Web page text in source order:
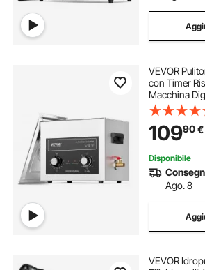
VEVOR
con Timer
Macchina
Sonica,
per
Monete,
10990€
Disponibile
Ago. 8
VEVOR